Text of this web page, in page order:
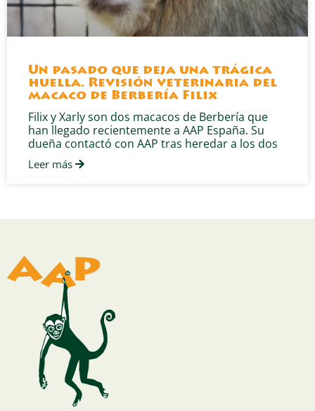
Un pasado que deja una trágica
huella. Revisión veterinaria del
macaco de Berbería Filix
Filix y Xarly son dos macacos de Berbería que
han llegado recientemente a AAP España. Su
dueña contactó con AAP tras heredar a los dos
Leer más